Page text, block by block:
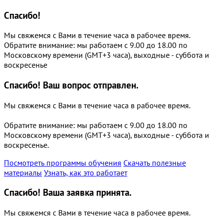
Спасибо!
Мы свяжемся с Вами в течение часа в рабочее время.
Обратите внимание: мы работаем с 9.00 до 18.00 по
Московскому времени (GMT+3 часа), выходные - суббота и
воскресенье
Спасибо! Ваш вопрос отправлен.
Мы свяжемся с Вами в течение часа в рабочее время.
Обратите внимание: мы работаем с 9.00 до 18.00 по
Московскому времени (GMT+3 часа), выходные - суббота и
воскресенье.
Посмотреть программы обучения Скачать полезные
материалы Узнать, как это работает
Спасибо! Ваша заявка принята.
Мы свяжемся с Вами в течение часа в рабочее время.